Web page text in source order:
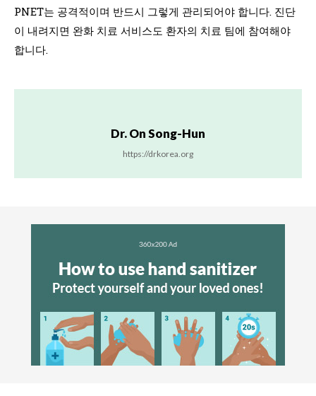
PNET는 공격적이며 반드시 그렇게 관리되어야 합니다. 진단
이 내려지면 완화 치료 서비스도 환자의 치료 팀에 참여해야
합니다.
Dr. On Song-Hun
https://drkorea.org